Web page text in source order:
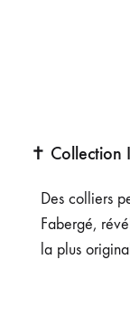
✝️ Collection
Des colliers
Fabergé,
la plus